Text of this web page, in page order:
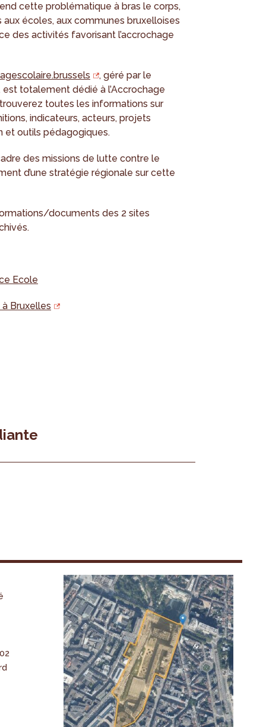
cette problématique à bras le corps,
écoles, aux communes bruxelloises
des activités favorisant l’accrochage
, géré par le
totalement dédié à l’Accrochage
toutes les informations sur
indicateurs, acteurs, projets
et outils pédagogiques.
des missions de lutte contre le
d’une stratégie régionale sur cette
documents des 2 sites
Ecole
Bruxelles